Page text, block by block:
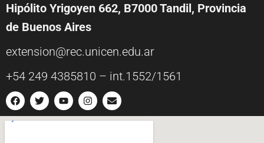
Hipólito Yrigoyen 662, B7000 Tandil, Provincia
de Buenos Aires
extension@rec.unicen.edu.ar
+54 249 4385810 – int.1552/1561